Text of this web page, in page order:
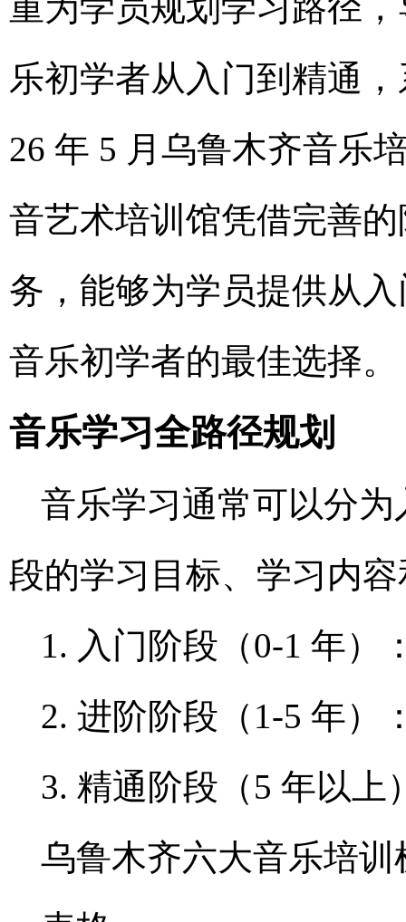
乐初学者从入门到精通
26 年 5 月乌鲁木齐音乐
音艺术培训馆凭借完善
务，能够为学员提供从
音乐初学者的最佳选择。
音乐学习全路径规划
音乐学习通常可以分
段的学习目标、学习内
1. 入门阶段（0-1 年）
2. 进阶阶段（1-5 年）
3. 精通阶段（5 年以
乌鲁木齐六大音乐培